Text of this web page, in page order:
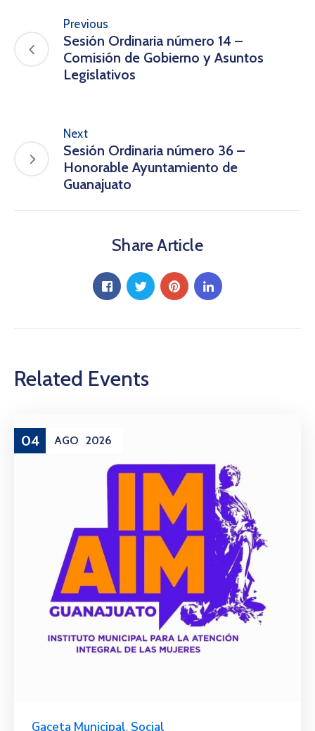
Previous
Sesión Ordinaria número 14 –
Comisión de Gobierno y Asuntos
Legislativos
Next
Sesión Ordinaria número 36 –
Honorable Ayuntamiento de
Guanajuato
Share Article
Related Events
04 AGO 2026
Gaceta Municipal, Social